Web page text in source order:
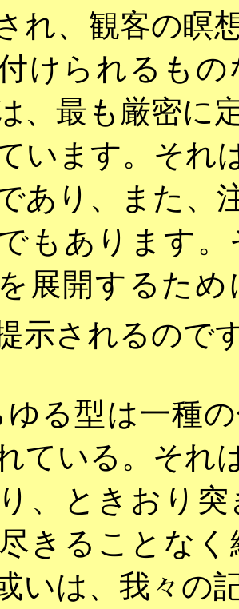
れ、観客の瞑
けられるも
、最も厳密に
います。それ
あり、また、
もあります
展開するた
示されるので
ゆる型は一種
ている。それ
、ときおり
きることな
いは、我々の